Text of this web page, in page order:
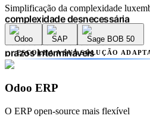
falta de transparência
múltiplos prestadores
complexidade desnecessária
erros contabilísticos
atrasos administrativos
prazos intermináveis
múltiplos prestadores
erros contabilísticos
Simplificação da complexidade
Odoo SAP Sage BOB 50
ESCOLHA A SUA SOLUÇÃO
Odoo ERP
O ERP open-source mais flexível